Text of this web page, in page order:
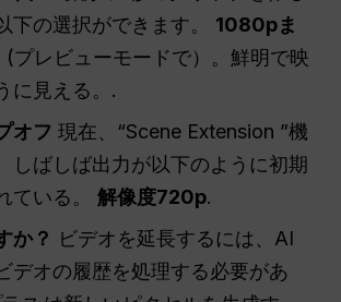
下の選択ができます。 1080pま
(プレビューモードで）。鮮明で映
に見える。.
オフ 現在、“Scene Extension ”機
しばしば出力が以下のように初期
ている。解像度720p.
か？ ビデオを延長するには、AI
デオの履歴を処理する必要があ